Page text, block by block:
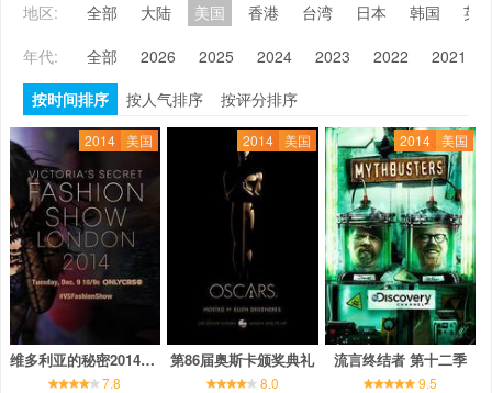
地区:
全部 大陆 美国 香港 台湾 日本 韩国
英
年代:
全部 2026 2025 2024 2023 2022 2021
按时间排序
按人气排序 按评分排序
2014 美国
维多利亚的秘密2014时装秀
7.8
2014 美国
第86届奥斯卡颁奖典礼
8.0
2014 美国
流言终结者 第十二季
9.5